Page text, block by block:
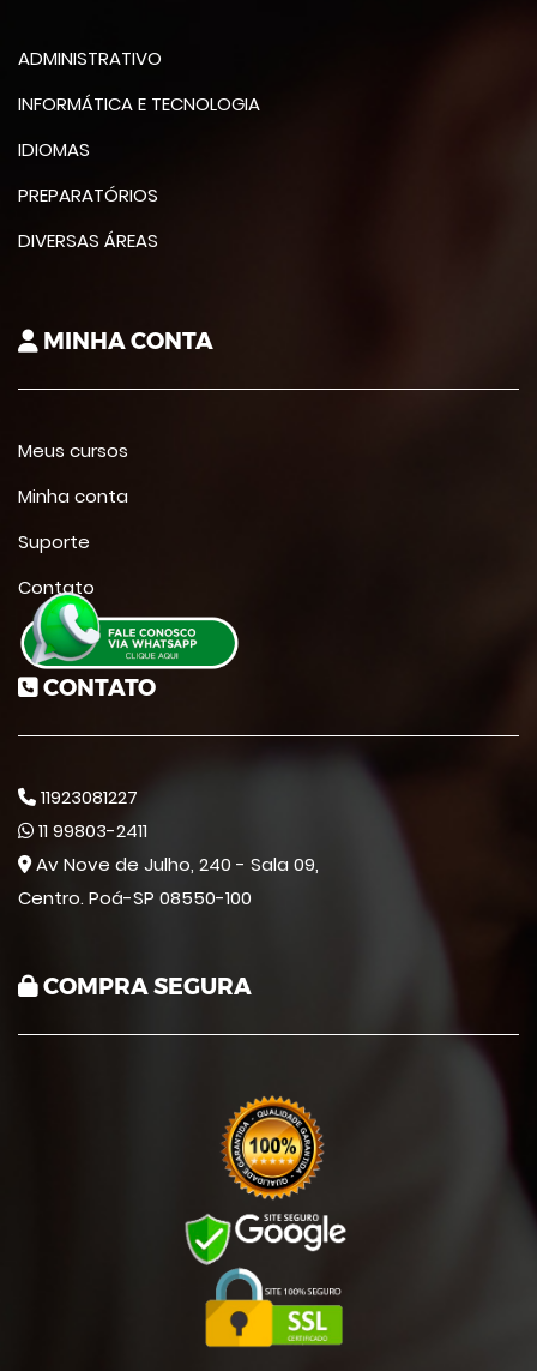
ADMINISTRATIVO
INFORMÁTICA E TECNOLOGIA
IDIOMAS
PREPARATÓRIOS
DIVERSAS ÁREAS
MINHA CONTA
Meus cursos
Minha conta
Suporte
Contato
CONTATO
11923081227
11 99803-2411
Av Nove de Julho, 240 - Sala 09,
Centro. Poá-SP 08550-100
COMPRA SEGURA